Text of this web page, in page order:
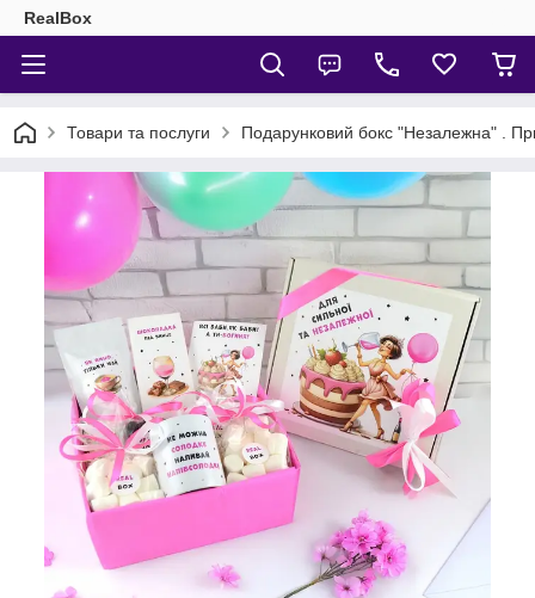
RealBox
Товари та послуги Подарунковий бокс "Незалежна" .